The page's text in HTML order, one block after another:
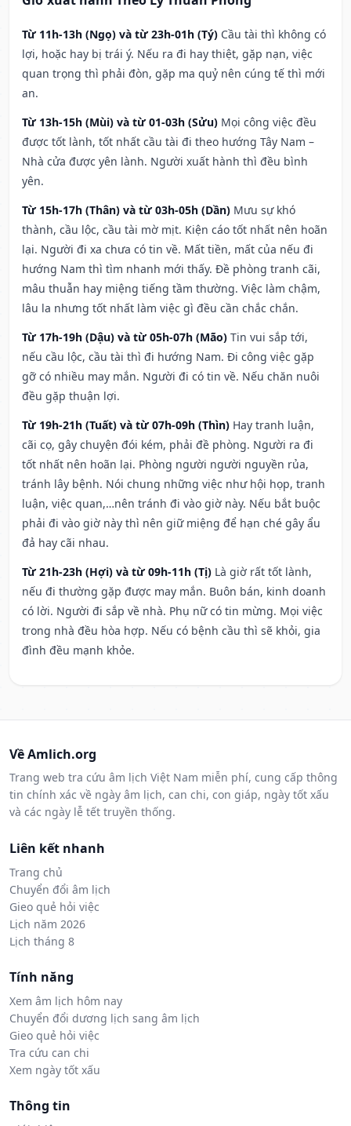
Từ 11h-13h (Ngọ) và từ 23h-01h (Tý) Cầu tài thì không có
lợi, hoặc hay bị trái ý. Nếu ra đi hay thiệt, gặp nạn, việc
quan trọng thì phải đòn, gặp ma quỷ nên cúng tế thì mới
an.
Từ 13h-15h (Mùi) và từ 01-03h (Sửu) Mọi công việc đều
được tốt lành, tốt nhất cầu tài đi theo hướng Tây Nam –
Nhà cửa được yên lành. Người xuất hành thì đều bình
yên.
Từ 15h-17h (Thân) và từ 03h-05h (Dần) Mưu sự khó
thành, cầu lộc, cầu tài mờ mịt. Kiện cáo tốt nhất nên hoãn
lại. Người đi xa chưa có tin về. Mất tiền, mất của nếu đi
hướng Nam thì tìm nhanh mới thấy. Đề phòng tranh cãi,
mâu thuẫn hay miệng tiếng tầm thường. Việc làm chậm,
lâu la nhưng tốt nhất làm việc gì đều cần chắc chắn.
Từ 17h-19h (Dậu) và từ 05h-07h (Mão) Tin vui sắp tới,
nếu cầu lộc, cầu tài thì đi hướng Nam. Đi công việc gặp
gỡ có nhiều may mắn. Người đi có tin về. Nếu chăn nuôi
đều gặp thuận lợi.
Từ 19h-21h (Tuất) và từ 07h-09h (Thìn) Hay tranh luận,
cãi cọ, gây chuyện đói kém, phải đề phòng. Người ra đi
tốt nhất nên hoãn lại. Phòng người người nguyền rủa,
tránh lây bệnh. Nói chung những việc như hội họp, tranh
luận, việc quan,…nên tránh đi vào giờ này. Nếu bắt buộc
phải đi vào giờ này thì nên giữ miệng để hạn ché gây ẩu
đả hay cãi nhau.
Từ 21h-23h (Hợi) và từ 09h-11h (Tị) Là giờ rất tốt lành,
nếu đi thường gặp được may mắn. Buôn bán, kinh doanh
có lời. Người đi sắp về nhà. Phụ nữ có tin mừng. Mọi việc
trong nhà đều hòa hợp. Nếu có bệnh cầu thì sẽ khỏi, gia
đình đều mạnh khỏe.
Về Amlich.org
Trang web tra cứu âm lịch Việt Nam miễn phí, cung cấp thông
tin chính xác về ngày âm lịch, can chi, con giáp, ngày tốt xấu
và các ngày lễ tết truyền thống.
Liên kết nhanh
Trang chủ
Chuyển đổi âm lịch
Gieo quẻ hỏi việc
Lịch năm 2026
Lịch tháng 8
Tính năng
Xem âm lịch hôm nay
Chuyển đổi dương lịch sang âm lịch
Gieo quẻ hỏi việc
Tra cứu can chi
Xem ngày tốt xấu
Thông tin